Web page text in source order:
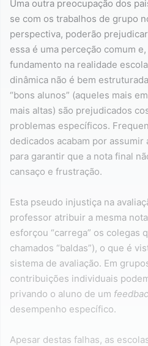
Uma outra preocupação dos
se com os trabalhos de grupo
perspectiva, poderão
essa é uma perceção comum
fundamento na realidade
dinâmica não é bem
“bons alunos” (aqueles mais
mais altas) são prejudicados
problemas específicos.
dedicados acabam por
para garantir que a nota final
cansaço e frustração.
Esta pseudo injustiça na
professor atribuir a mesma
esforçou “carrega” os colegas
chamados “baldas”), o que é
sistema de avaliação. Em
contribuições individuais
privando o aluno de um
desempenho específico.
Apesar destas falhas, as